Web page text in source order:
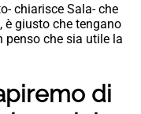
chiarisce Sala- che
è giusto che tengano
che sia utile la
di